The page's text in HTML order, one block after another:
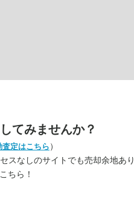
てみませんか？
査定はこちら ）
スなしのサイトでも売却余地あり
ちら！